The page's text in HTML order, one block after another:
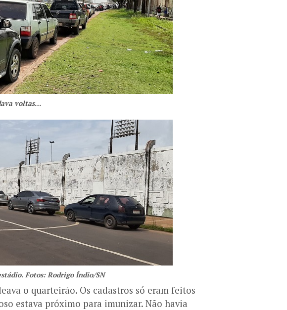
voltas…
Fotos: Rodrigo Índio/SN
o quarteirão. Os cadastros só eram feitos
estava próximo para imunizar. Não havia